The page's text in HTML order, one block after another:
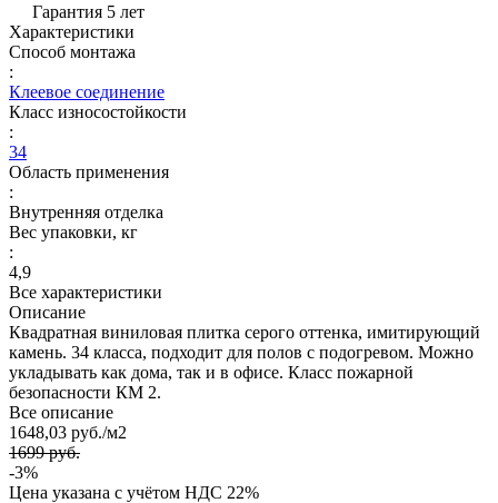
Гарантия 5 лет
Характеристики
Способ монтажа
:
Клеевое соединение
Класс износостойкости
:
34
Область применения
:
Внутренняя отделка
Вес упаковки, кг
:
4,9
Все характеристики
Описание
Квадратная виниловая плитка серого оттенка, имитирующий
камень. 34 класса, подходит для полов с подогревом. Можно
укладывать как дома, так и в офисе. Класс пожарной
безопасности КМ 2.
Все описание
1648,03 руб./м2
1699 руб.
-3%
Цена указана с учётом НДС 22%